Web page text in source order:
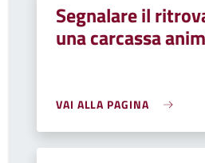
Segnalare il
una carcassa
VAI ALLA PAGINA